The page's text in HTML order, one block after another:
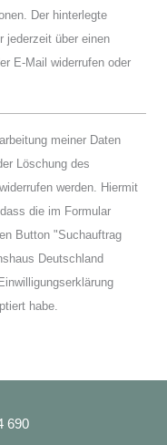
Der hinterlegte
jederzeit über einen
E-Mail widerrufen oder
meiner Daten
Löschung des
werden. Hiermit
die im Formular
Button "Suchauftrag
Deutschland
habe.
690